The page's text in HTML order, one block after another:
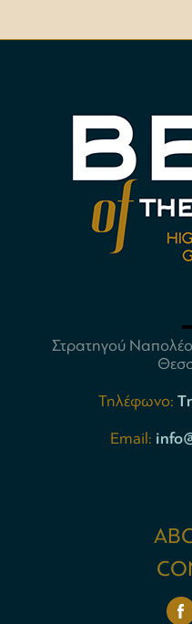
Στρατηγού
Τηλέφωνο:
Email: